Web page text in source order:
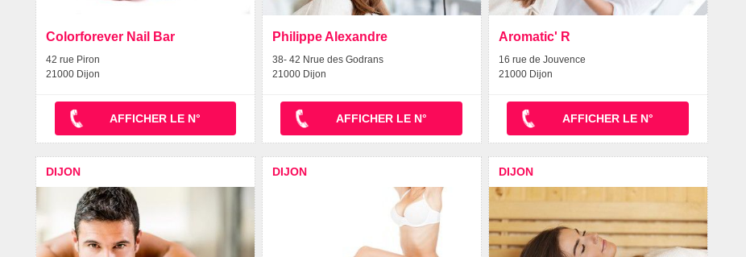
Colorforever Nail Bar
42 rue Piron
21000 Dijon
AFFICHER LE N°
Philippe Alexandre
38- 42 Nrue des Godrans
21000 Dijon
AFFICHER LE N°
Aromatic' R
16 rue de Jouvence
21000 Dijon
AFFICHER LE N°
DIJON DIJON DIJON